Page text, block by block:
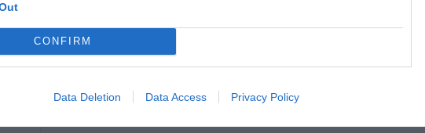
CONFIRM
Data Deletion Data Access Privacy Policy